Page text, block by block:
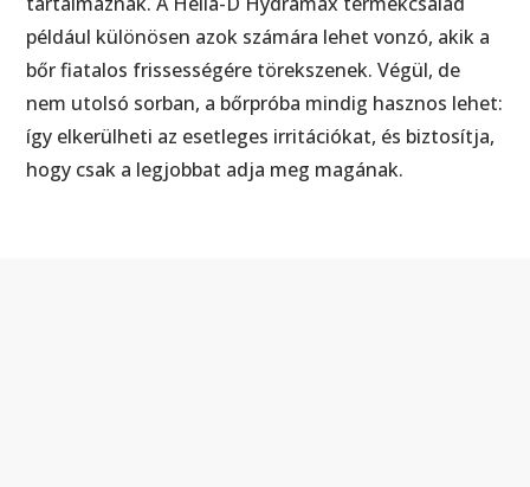
például különösen azok számára lehet vonzó, akik a
bőr fiatalos frissességére törekszenek. Végül, de
nem utolsó sorban, a bőrpróba mindig hasznos lehet:
így elkerülheti az esetleges irritációkat, és biztosítja,
hogy csak a legjobbat adja meg magának.